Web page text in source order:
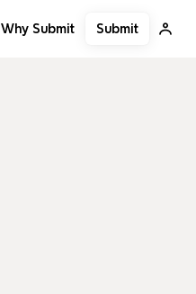
Why Submit Submit